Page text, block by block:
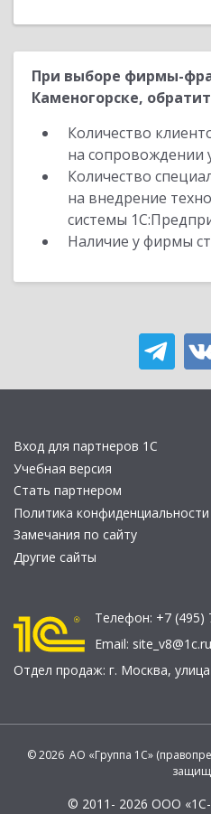
При выборе фирмы-
Каменогорске,
Количество
на сопровождении
Количество
на внедрение
системы
Наличие у фирмы
Вход для партнеров 1С
Учебная версия
Стать партнером
Политика конфиденциальности
Замечания по сайту
Другие сайты
Телефон: +7 (495)
Email: site_v8@1c.ru
Отдел продаж: г. Москва,
© 2026 АО «Группа 1С»
© 2011- 2026 ООО